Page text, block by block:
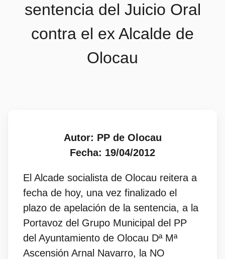
sentencia del Juicio Oral
contra el ex Alcalde de
Olocau
Autor: PP de Olocau
Fecha: 19/04/2012
El Alcade socialista de Olocau reitera a
fecha de hoy, una vez finalizado el
plazo de apelación de la sentencia, a la
Portavoz del Grupo Municipal del PP
del Ayuntamiento de Olocau Dª Mª
Ascensión Arnal Navarro, la NO